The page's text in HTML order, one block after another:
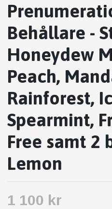
Behållare -
Honeydew
Peach,
Rainforest,
Spearmint,
Free samt 2
Lemon
1 100 kr